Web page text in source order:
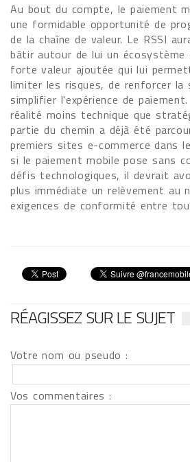
Au bout du compte, le paiement
une formidable opportunité de
de la chaîne de valeur. Le RSSI
bâtir autour de lui un écosystème
forte valeur ajoutée qui lui
limiter les risques, de renforcer la
simplifier l'expérience de
réalité moins technique que
partie du chemin a déjà été
premiers sites e-commerce dans
si le paiement mobile pose sans
défis technologiques, il devrait
plus immédiate un relèvement au
exigences de conformité entre
RÉAGISSEZ SUR LE SUJET
Votre nom ou pseudo :
Vos commentaires :